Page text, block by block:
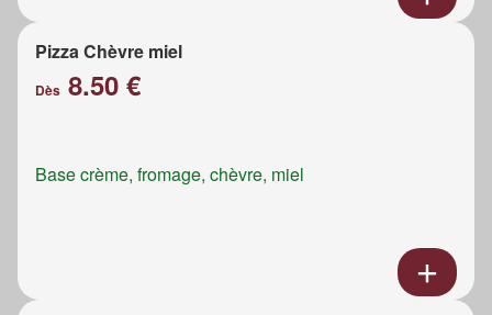
Pizza Chèvre miel
Dès 8.50 €
Base crème, fromage, chèvre, miel